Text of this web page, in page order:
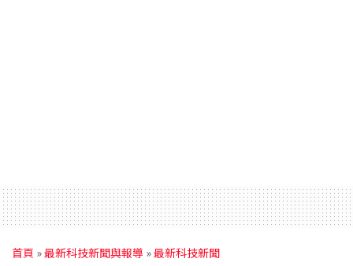
首頁 »最新科技新聞與報導 »最新科技新聞